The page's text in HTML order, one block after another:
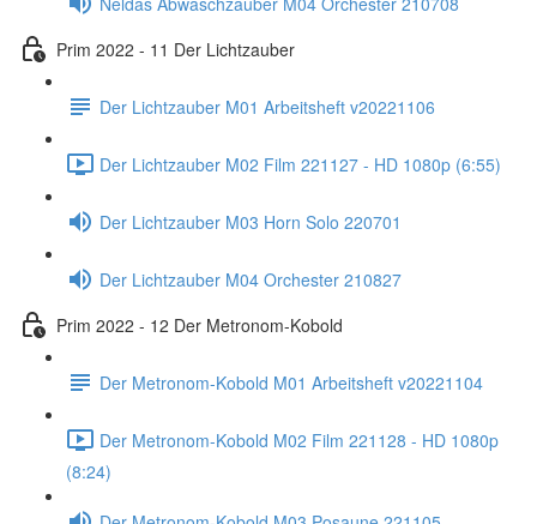
Prim 2022 - 11 Der Lichtzauber
Der Lichtzauber M01 Arbeitsheft v20221106
Der Lichtzauber M02 Film 221127 - HD 1080p (6:55)
Der Lichtzauber M03 Horn Solo 220701
Der Lichtzauber M04 Orchester 210827
Prim 2022 - 12 Der Metronom-Kobold
Der Metronom-Kobold M01 Arbeitsheft v20221104
Der Metronom-Kobold M02 Film 221128 - HD 1080p
(8:24)